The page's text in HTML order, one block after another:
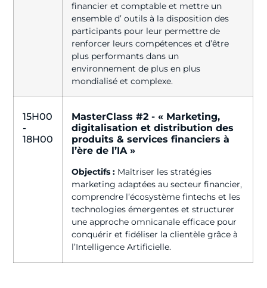
financier et comptable et mettre un
ensemble d’ outils à la disposition des
participants pour leur permettre de
renforcer leurs compétences et d’être
plus performants dans un
environnement de plus en plus
mondialisé et complexe.
15H00
-
18H00
MasterClass #2 - « Marketing,
digitalisation et distribution des
produits & services financiers à
l’ère de l’IA »
Objectifs : Maîtriser les stratégies
marketing adaptées au secteur financier,
comprendre l’écosystème fintechs et les
technologies émergentes et structurer
une approche omnicanale efficace pour
conquérir et fidéliser la clientèle grâce à
l’Intelligence Artificielle.